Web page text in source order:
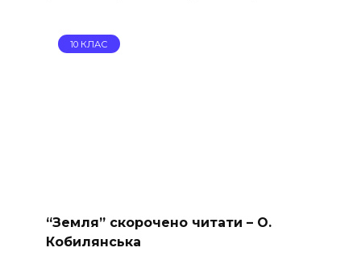
10 КЛАС
“Земля” скорочено читати – О.
Кобилянська